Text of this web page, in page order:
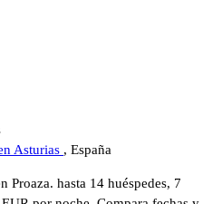
Asturias , España
hasta 14 huéspedes, 7